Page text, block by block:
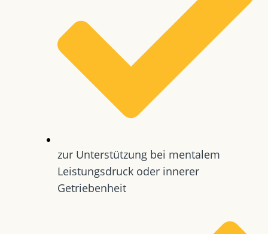
zur Unterstützung bei mentalem
Leistungsdruck oder innerer
Getriebenheit